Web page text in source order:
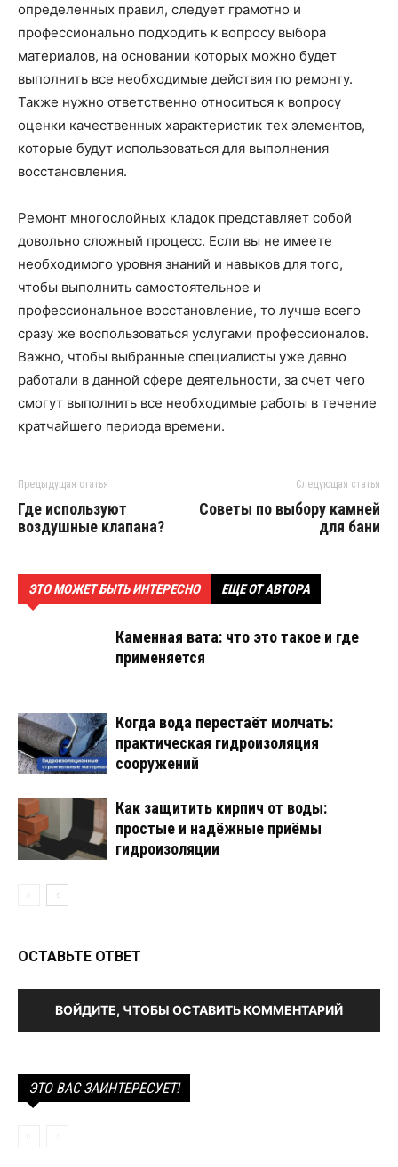
определенных правил, следует грамотно и
профессионально подходить к вопросу выбора
материалов, на основании которых можно будет
выполнить все необходимые действия по ремонту.
Также нужно ответственно относиться к вопросу
оценки качественных характеристик тех элементов,
которые будут использоваться для выполнения
восстановления.
Ремонт многослойных кладок представляет собой
довольно сложный процесс. Если вы не имеете
необходимого уровня знаний и навыков для того,
чтобы выполнить самостоятельное и
профессиональное восстановление, то лучше всего
сразу же воспользоваться услугами профессионалов.
Важно, чтобы выбранные специалисты уже давно
работали в данной сфере деятельности, за счет чего
смогут выполнить все необходимые работы в течение
кратчайшего периода времени.
Предыдущая статья
Где используют
воздушные клапана?
Следующая статья
Советы по выбору камней
для бани
ЭТО МОЖЕТ БЫТЬ ИНТЕРЕСНО ЕЩЕ ОТ АВТОРА
Каменная вата: что это такое и где
применяется
Когда вода перестаёт молчать:
практическая гидроизоляция
сооружений
Как защитить кирпич от воды:
простые и надёжные приёмы
гидроизоляции
ОСТАВЬТЕ ОТВЕТ
ВОЙДИТЕ, ЧТОБЫ ОСТАВИТЬ КОММЕНТАРИЙ
ЭТО ВАС ЗАИНТЕРЕСУЕТ!